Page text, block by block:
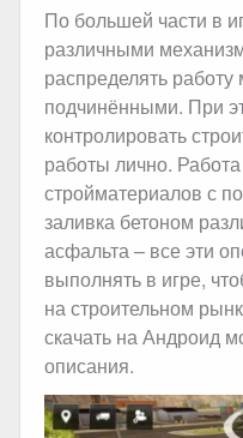
По большей части в
различными
распределять
подчинёнными. При
контролировать
работы лично.
стройматериалов с
заливка бетоном
асфальта – все эти
выполнять в игре,
на строительном
скачать на Андроид
описания.